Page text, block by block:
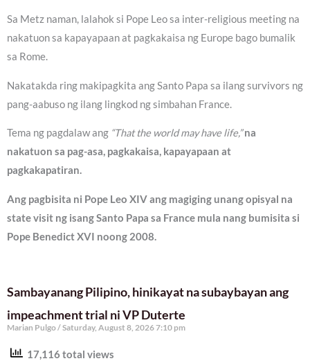
Sa Metz naman, lalahok si Pope Leo sa inter-religious meeting na
nakatuon sa kapayapaan at pagkakaisa ng Europe bago bumalik
sa Rome.
Nakatakda ring makipagkita ang Santo Papa sa ilang survivors ng
pang-aabuso ng ilang lingkod ng simbahan France.
Tema ng pagdalaw ang “That the world may have life,”na
nakatuon sa pag-asa, pagkakaisa, kapayapaan at
pagkakapatiran.
Ang pagbisita ni Pope Leo XIV ang magiging unang opisyal na
state visit ng isang Santo Papa sa France mula nang bumisita si
Pope Benedict XVI noong 2008.
Sambayanang Pilipino, hinikayat na subaybayan ang
impeachment trial ni VP Duterte
Marian Pulgo Saturday, August 8, 2026 7:10 pm
17,116 total views